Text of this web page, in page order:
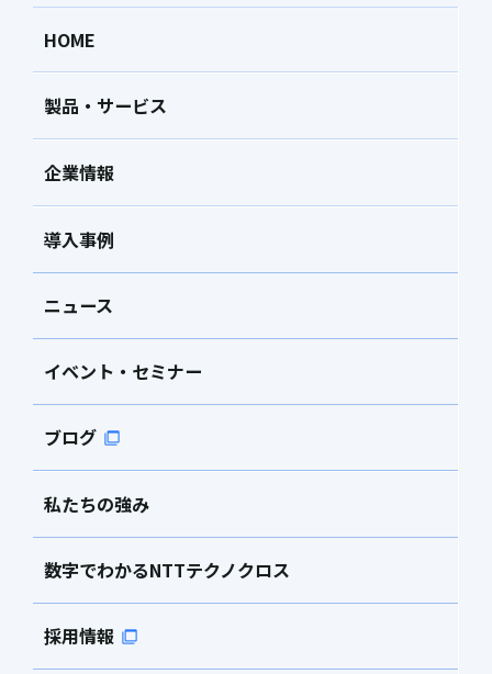
HOME
製品・サービス
企業情報
導入事例
ニュース
イベント・セミナー
ブログ
私たちの強み
数字でわかるNTTテクノクロス
採用情報